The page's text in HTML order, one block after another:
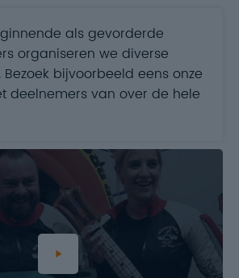
als gevorderde
organiseren we diverse
bijvoorbeeld eens onze
deelnemers van over de hele